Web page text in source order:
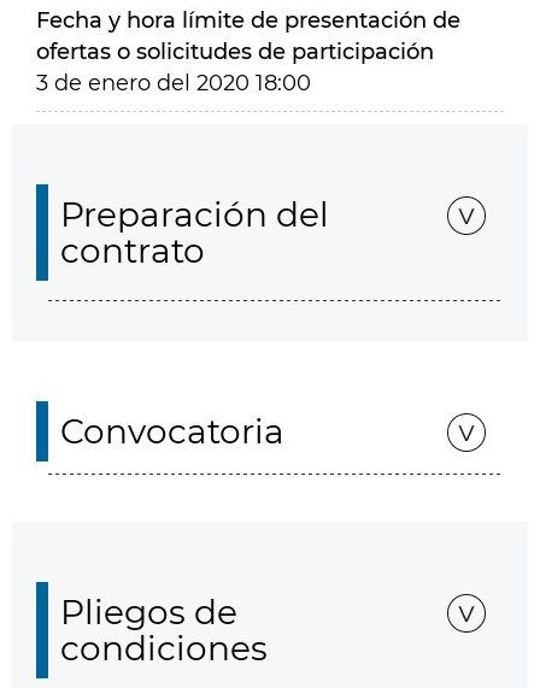
Fecha y hora límite de presentación de
ofertas o solicitudes de participación
3 de enero del 2020 18:00
Preparación del
contrato
Convocatoria
Pliegos de
condiciones